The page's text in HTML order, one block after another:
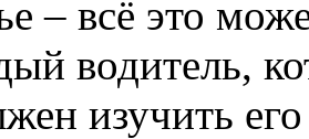
– всё это
водитель,
изучить